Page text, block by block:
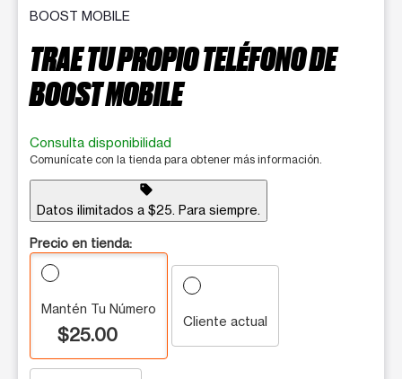
BOOST MOBILE
TRAE TU PROPIO TELÉFONO DE
BOOST MOBILE
Consulta disponibilidad
Comunícate con la tienda para obtener más información.
sell
Datos ilimitados a $25. Para siempre.
Precio en tienda:
Mantén Tu Número
$25.00
Cliente actual